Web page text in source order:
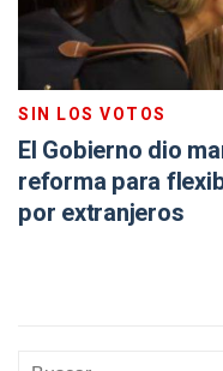
SIN LOS VOTOS
El Gobierno dio
reforma para
por extranjeros